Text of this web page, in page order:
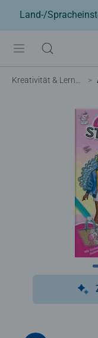
Land-/
Kreativität & Lernen